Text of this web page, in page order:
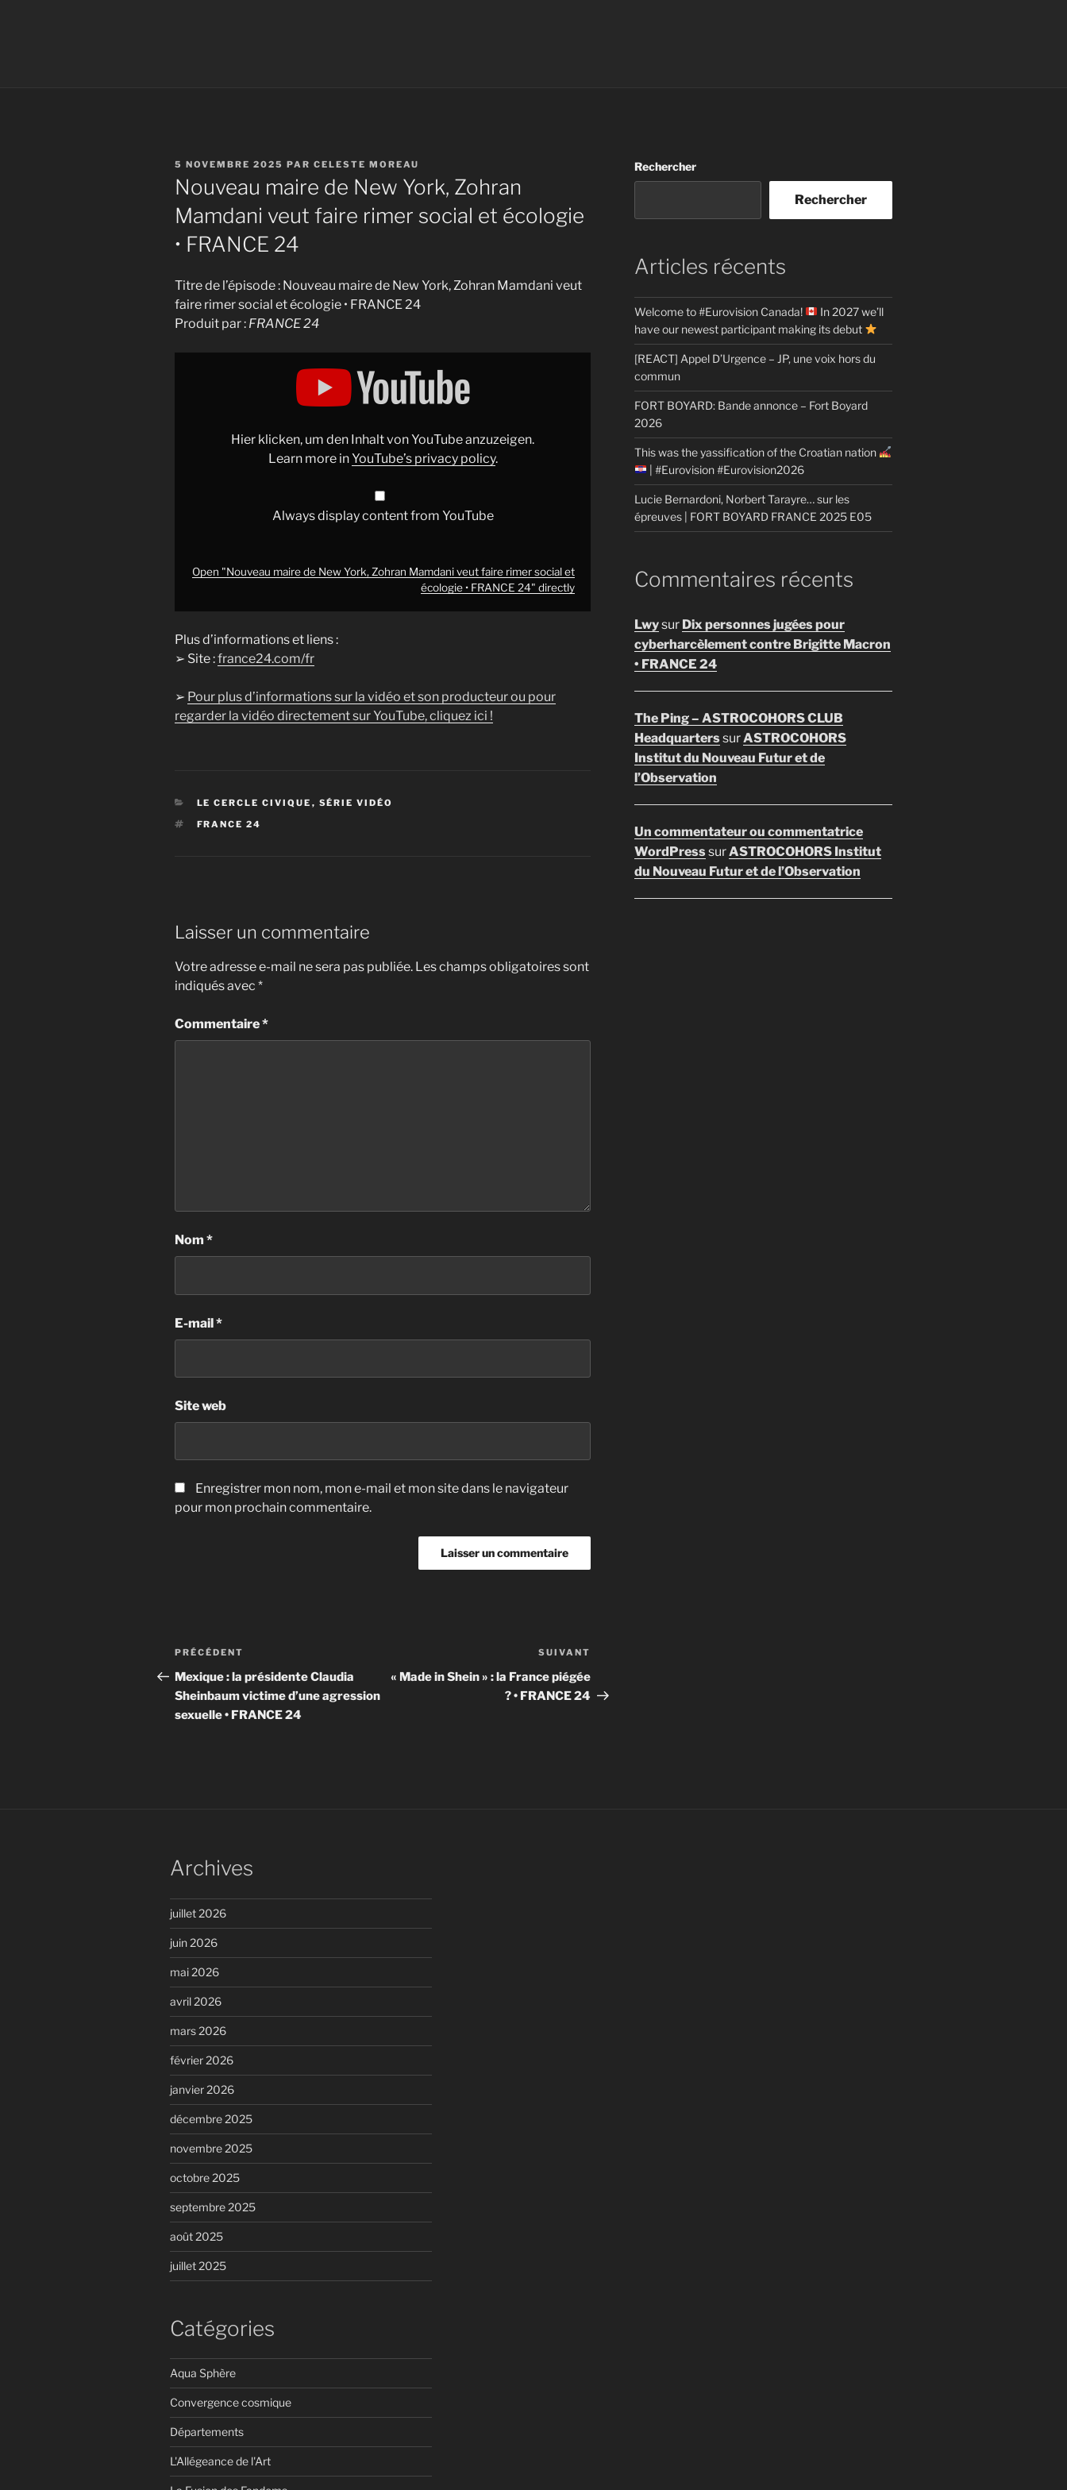
PUBLIÉ
LE
5 NOVEMBRE 2025 PAR CELESTE MOREAU
Nouveau maire de New York, Zohran
Mamdani veut faire rimer social et écologie
• FRANCE 24
Titre de l’épisode : Nouveau maire de New York, Zohran Mamdani veut
faire rimer social et écologie • FRANCE 24
Produit par : FRANCE 24
social
écologie
FRANCE
24"
YouTube
Hier klicken, um den Inhalt von YouTube anzuzeigen.
Learn more inYouTube’s privacy policy.
Always display content from YouTube
Open "Nouveau maire de New York, Zohran Mamdani veut faire rimer social et
écologie • FRANCE 24" directly
Plus d’informations et liens :
➢ Site :france24.com/fr
➢ Pour plus d’informations sur la vidéo et son producteur ou pour
regarder la vidéo directement sur YouTube, cliquez ici !
CATÉGORIES
LE CERCLE CIVIQUE , SÉRIE VIDÉO
ÉTIQUETTES
FRANCE 24
Laisser un commentaire
Votre adresse e-mail ne sera pas publiée. Les champs obligatoires sont
indiqués avec *
Commentaire*
Nom *
E-mail*
Site web
Enregistrer mon nom, mon e-mail et mon site dans le navigateur
pour mon prochain commentaire.
Navigation
de
l’article
Article
précédent
PRÉCÉDENT
Mexique : la présidente Claudia
Sheinbaum victime d’une agression
sexuelle • FRANCE 24
suivant
SUIVANT
« Made in Shein » : la France piégée
? • FRANCE 24
Rechercher
Rechercher
Articles récents
Welcome to #Eurovision Canada!
In 2027 we’ll
have our newest participant making its debut
[REACT] Appel D’Urgence – JP, une voix hors du
commun
FORT BOYARD: Bande annonce – Fort Boyard
2026
This was the yassification of the Croatian nation
| #Eurovision #Eurovision2026
Lucie Bernardoni, Norbert Tarayre… sur les
épreuves | FORT BOYARD FRANCE 2025 E05
Commentaires récents
Lwysur Dix personnes jugées pour
cyberharcèlement contre Brigitte Macron
• FRANCE 24
The Ping – ASTROCOHORS CLUB
HeadquarterssurASTROCOHORS
Institut du Nouveau Futur et de
l’Observation
Un commentateur ou commentatrice
WordPresssurASTROCOHORS Institut
du Nouveau Futur et de l’Observation
Archives
juillet 2026
juin 2026
mai 2026
avril 2026
mars 2026
février 2026
janvier 2026
décembre 2025
novembre 2025
octobre 2025
septembre 2025
août 2025
juillet 2025
Catégories
Aqua Sphère
Convergence cosmique
Départements
L'Allégeance de l'Art